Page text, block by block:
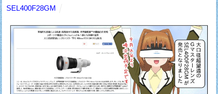
SEL400F28GM